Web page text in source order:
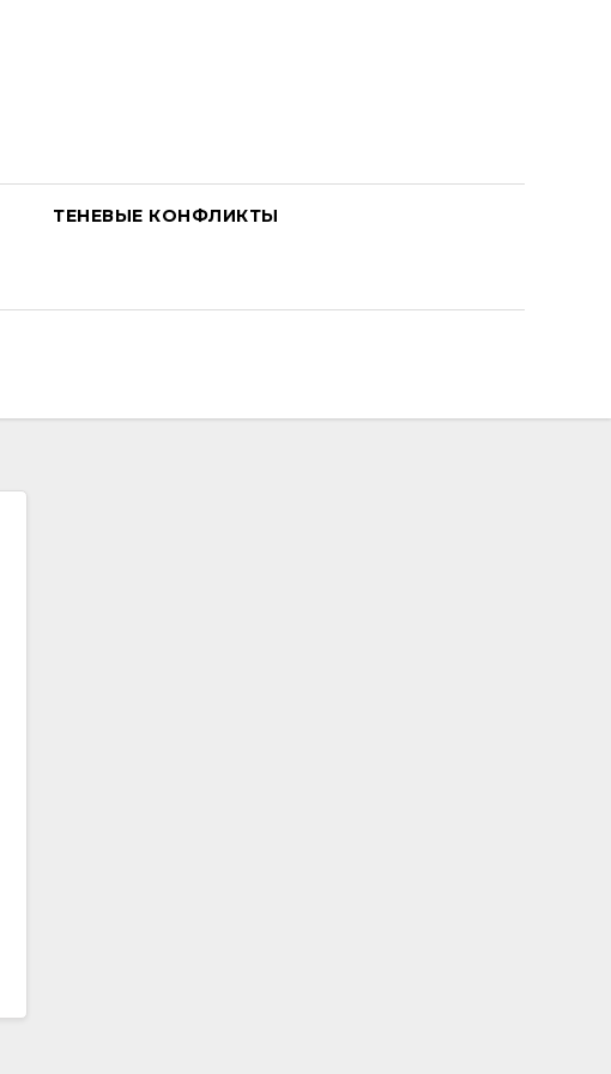
ТЕНЕВЫЕ КОНФЛИКТЫ